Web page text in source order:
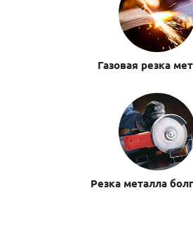
Газовая резка
Резка металла